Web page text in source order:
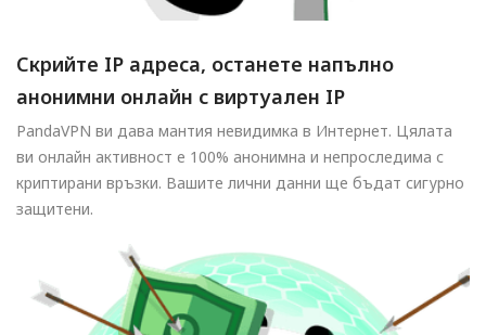
Скрийте IP адреса, останете напълно
анонимни онлайн с виртуален IP
PandaVPN ви дава мантия невидимка в Интернет. Цялата
ви онлайн активност е 100% анонимна и непроследима с
криптирани връзки. Вашите лични данни ще бъдат сигурно
защитени.